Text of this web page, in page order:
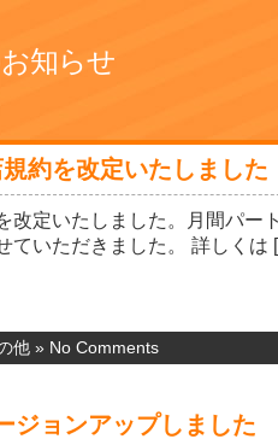
知らせ
約を改定いたしました
改定いたしました。月間パー
ていただきました。 詳しく
他 » No Comments
ジョンアップしました